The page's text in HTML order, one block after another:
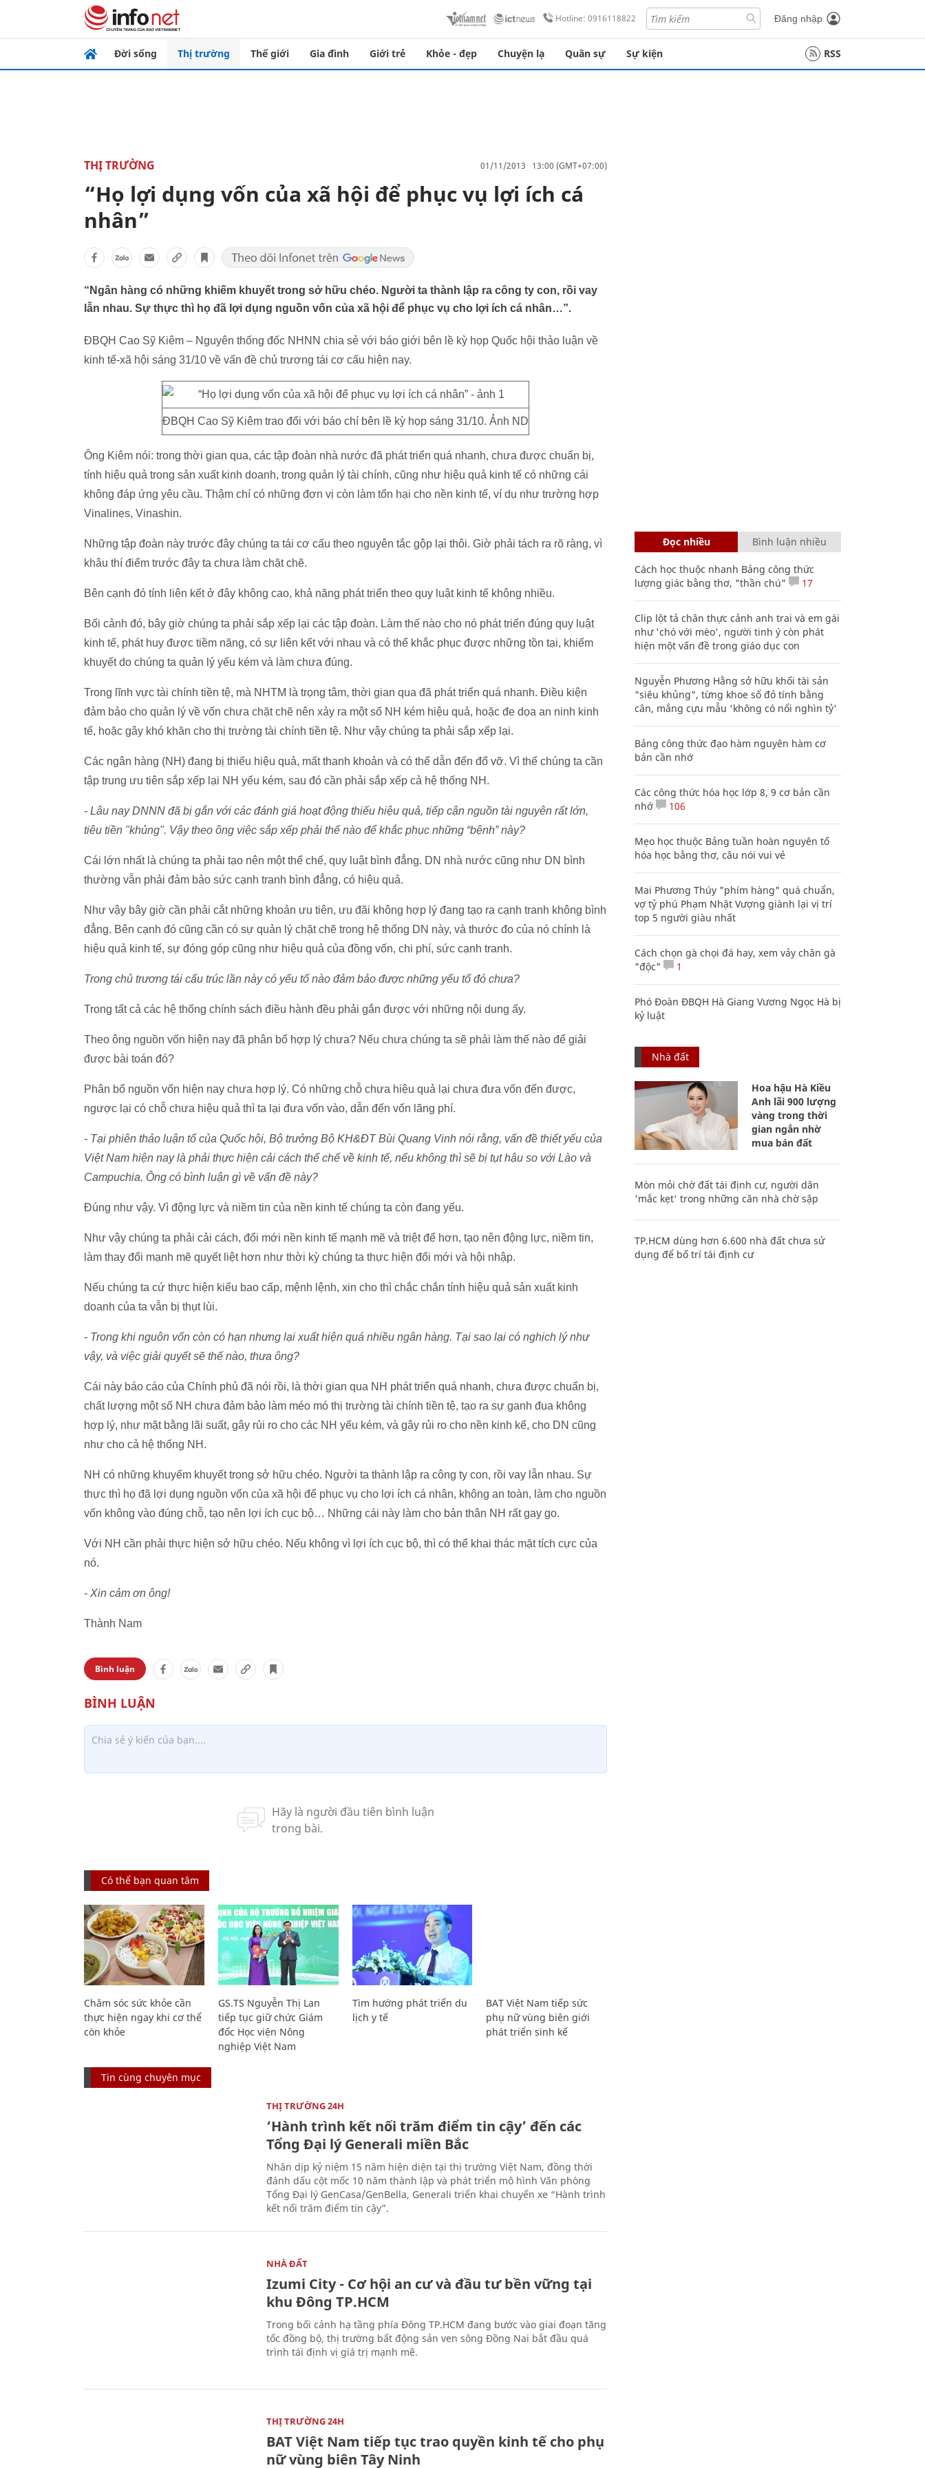
Hotline: 0916118822 Đăng nhập
Đời sống Thị trường Thế giới Gia đình Giới trẻ Khỏe - đẹp Chuyện lạ Quân sự Sự kiện RSS
THỊ TRƯỜNG 01/11/2013 13:00 (GMT+07:00)
“Họ lợi dụng vốn của xã hội để phục vụ lợi ích cá
nhân”
“Ngân hàng có những khiếm khuyết trong sở hữu chéo. Người ta thành lập ra công ty con, rồi vay
lẫn nhau. Sự thực thì họ đã lợi dụng nguồn vốn của xã hội để phục vụ cho lợi ích cá nhân…”.
ĐBQH Cao Sỹ Kiêm – Nguyên thống đốc NHNN chia sẻ với báo giới bên lề kỳ họp Quốc hội thảo luận về
kinh tế-xã hội sáng 31/10 về vấn đề chủ trương tái cơ cấu hiện nay.
ĐBQH Cao Sỹ Kiêm trao đổi với báo chí bên lề kỳ họp sáng 31/10. Ảnh ND
Ông Kiêm nói: trong thời gian qua, các tập đoàn nhà nước đã phát triển quá nhanh, chưa được chuẩn bị,
tính hiệu quả trong sản xuất kinh doanh, trong quản lý tài chính, cũng như hiệu quả kinh tế có những cái
không đáp ứng yêu cầu. Thậm chí có những đơn vị còn làm tổn hại cho nền kinh tế, ví dụ như trường hợp
Vinalines, Vinashin.
Những tập đoàn này trước đây chúng ta tái cơ cấu theo nguyên tắc gộp lại thôi. Giờ phải tách ra rõ ràng, vì
khâu thí điểm trước đây ta chưa làm chặt chẽ.
Bên cạnh đó tính liên kết ở đây không cao, khả năng phát triển theo quy luật kinh tế không nhiều.
Bối cảnh đó, bây giờ chúng ta phải sắp xếp lại các tập đoàn. Làm thế nào cho nó phát triển đúng quy luật
kinh tế, phát huy được tiềm năng, có sự liên kết với nhau và có thể khắc phục được những tồn tại, khiếm
khuyết do chúng ta quản lý yếu kém và làm chưa đúng.
Trong lĩnh vực tài chính tiền tệ, mà NHTM là trọng tâm, thời gian qua đã phát triển quá nhanh. Điều kiện
đảm bảo cho quản lý về vốn chưa chặt chẽ nên xảy ra một số NH kém hiệu quả, hoặc đe dọa an ninh kinh
tế, hoặc gây khó khăn cho thị trường tài chính tiền tệ. Như vậy chúng ta phải sắp xếp lại.
Các ngân hàng (NH) đang bị thiếu hiệu quả, mất thanh khoản và có thể dẫn đến đổ vỡ. Vì thế chúng ta cần
tập trung ưu tiên sắp xếp lại NH yếu kém, sau đó cần phải sắp xếp cả hệ thống NH.
- Lâu nay DNNN đã bị gắn với các đánh giá hoạt động thiếu hiệu quả, tiếp cận nguồn tài nguyên rất lớn,
tiêu tiền "khủng". Vậy theo ông việc sắp xếp phải thế nào để khắc phục những “bệnh” này?
Cái lớn nhất là chúng ta phải tạo nên một thể chế, quy luật bình đẳng. DN nhà nước cũng như DN bình
thường vẫn phải đảm bảo sức cạnh tranh bình đẳng, có hiệu quả.
Như vậy bây giờ cần phải cắt những khoản ưu tiên, ưu đãi không hợp lý đang tạo ra cạnh tranh không bình
đẳng. Bên cạnh đó cũng cần có sự quản lý chặt chẽ trong hệ thống DN này, và thước đo của nó chính là
hiệu quả kinh tế, sự đóng góp cũng như hiệu quả của đồng vốn, chi phí, sức cạnh tranh.
Trong chủ trương tái cấu trúc lần này có yếu tố nào đảm bảo được những yếu tố đó chưa?
Trong tất cả các hệ thống chính sách điều hành đều phải gắn được với những nội dung ấy.
Theo ông nguồn vốn hiện nay đã phân bổ hợp lý chưa? Nếu chưa chúng ta sẽ phải làm thế nào để giải
được bài toán đó?
Phân bổ nguồn vốn hiện nay chưa hợp lý. Có những chỗ chưa hiệu quả lại chưa đưa vốn đến được,
ngược lại có chỗ chưa hiệu quả thì ta lại đưa vốn vào, dẫn đến vốn lãng phí.
- Tại phiên thảo luận tổ của Quốc hội, Bộ trưởng Bộ KH&ĐT Bùi Quang Vinh nói rằng, vấn đề thiết yếu của
Việt Nam hiện nay là phải thực hiện cải cách thể chế về kinh tế, nếu không thì sẽ bị tụt hậu so với Lào và
Campuchia. Ông có bình luận gì về vấn đề này?
Đúng như vậy. Vì động lực và niềm tin của nền kinh tế chúng ta còn đang yếu.
Như vậy chúng ta phải cải cách, đổi mới nền kinh tế mạnh mẽ và triệt để hơn, tạo nên động lực, niềm tin,
làm thay đổi mạnh mẽ quyết liệt hơn như thời kỳ chúng ta thực hiện đổi mới và hội nhập.
Nếu chúng ta cứ thực hiện kiểu bao cấp, mệnh lệnh, xin cho thì chắc chắn tính hiệu quả sản xuất kinh
doanh của ta vẫn bị thụt lùi.
- Trong khi nguôn vốn còn có hạn nhưng lại xuất hiện quá nhiều ngân hàng. Tại sao lại có nghịch lý như
vậy, và việc giải quyết sẽ thế nào, thưa ông?
Cái này báo cáo của Chính phủ đã nói rồi, là thời gian qua NH phát triển quá nhanh, chưa được chuẩn bị,
chất lượng một số NH chưa đảm bảo làm méo mó thị trường tài chính tiền tệ, tạo ra sự ganh đua không
hợp lý, như mặt bằng lãi suất, gây rủi ro cho các NH yếu kém, và gây rủi ro cho nền kinh kế, cho DN cũng
như cho cả hệ thống NH.
NH có những khuyếm khuyết trong sở hữu chéo. Người ta thành lập ra công ty con, rồi vay lẫn nhau. Sự
thực thì họ đã lợi dụng nguồn vốn của xã hội để phục vụ cho lợi ích cá nhân, không an toàn, làm cho nguồn
vốn không vào đúng chỗ, tạo nên lợi ích cục bộ… Những cái này làm cho bản thân NH rất gay go.
Với NH cần phải thực hiện sở hữu chéo. Nếu không vì lợi ích cục bộ, thì có thể khai thác mặt tích cực của
nó.
- Xin cảm ơn ông!
Thành Nam
Bình luận
Có thể bạn quan tâm
Chăm sóc sức khỏe cần
thực hiện ngay khi cơ thể
còn khỏe
GS.TS Nguyễn Thị Lan
tiếp tục giữ chức Giám
đốc Học viện Nông
nghiệp Việt Nam
Tìm hướng phát triển du
lịch y tế
BAT Việt Nam tiếp sức
phụ nữ vùng biên giới
phát triển sinh kế
Tin cùng chuyên mục
THỊ TRƯỜNG 24H
‘Hành trình kết nối trăm điểm tin cậy’ đến các
Tổng Đại lý Generali miền Bắc
Nhân dịp kỷ niệm 15 năm hiện diện tại thị trường Việt Nam, đồng thời
đánh dấu cột mốc 10 năm thành lập và phát triển mô hình Văn phòng
Tổng Đại lý GenCasa/GenBella, Generali triển khai chuyến xe “Hành trình
kết nối trăm điểm tin cậy”.
NHÀ ĐẤT
Izumi City - Cơ hội an cư và đầu tư bền vững tại
khu Đông TP.HCM
Trong bối cảnh hạ tầng phía Đông TP.HCM đang bước vào giai đoạn tăng
tốc đồng bộ, thị trường bất động sản ven sông Đồng Nai bắt đầu quá
trình tái định vị giá trị mạnh mẽ.
THỊ TRƯỜNG 24H
BAT Việt Nam tiếp tục trao quyền kinh tế cho phụ
nữ vùng biên Tây Ninh
Đọc nhiều Bình luận nhiều
Cách học thuộc nhanh Bảng công thức
lượng giác bằng thơ, "thần chú"
17
Clip lột tả chân thực cảnh anh trai và em gái
như 'chó với mèo', người tinh ý còn phát
hiện một vấn đề trong giáo dục con
Nguyễn Phương Hằng sở hữu khối tài sản
"siêu khủng", từng khoe sổ đỏ tính bằng
cân, mắng cựu mẫu 'không có nổi nghìn tỷ'
Bảng công thức đạo hàm nguyên hàm cơ
bản cần nhớ
Các công thức hóa học lớp 8, 9 cơ bản cần
nhớ
106
Mẹo học thuộc Bảng tuần hoàn nguyên tố
hóa học bằng thơ, câu nói vui vẻ
Mai Phương Thúy "phím hàng" quá chuẩn,
vợ tỷ phú Phạm Nhật Vượng giành lại vị trí
top 5 người giàu nhất
Cách chọn gà chọi đá hay, xem vảy chân gà
"độc"
1
Phó Đoàn ĐBQH Hà Giang Vương Ngọc Hà bị
kỷ luật
Nhà đất
Hoa hậu Hà Kiều
Anh lãi 900 lượng
vàng trong thời
gian ngắn nhờ
mua bán đất
Mòn mỏi chờ đất tái định cư, người dân
'mắc kẹt' trong những căn nhà chờ sập
TP.HCM dùng hơn 6.600 nhà đất chưa sử
dụng để bố trí tái định cư